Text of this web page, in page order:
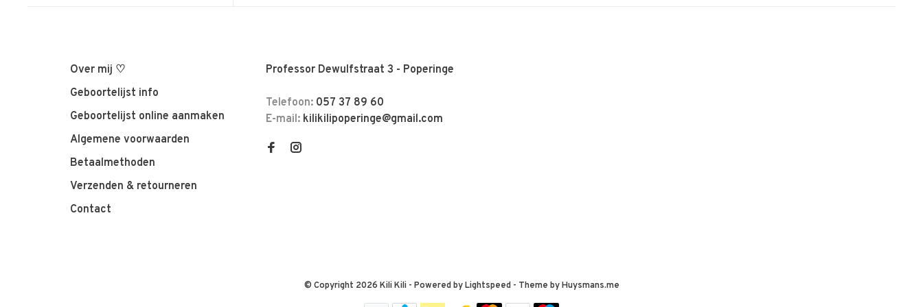
Over mij ♡
Geboortelijst info
Geboortelijst online aanmaken
Algemene voorwaarden
Betaalmethoden
Verzenden & retourneren
Contact
Professor Dewulfstraat 3 - Poperinge
Telefoon: 057 37 89 60
E-mail: kilikilipoperinge@gmail.com
© Copyright 2026 Kili Kili - Powered byLightspeed- Theme byHuysmans.me